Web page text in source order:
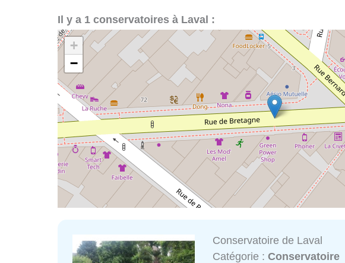
Il y a 1 conservatoires à Laval :
+
−
Conservatoire de Laval
Catégorie :Conservatoire